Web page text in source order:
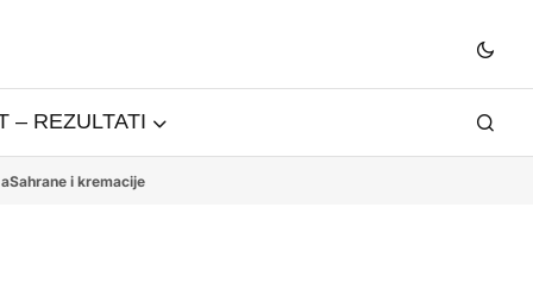
– REZULTATI
Sahrane i kremacije